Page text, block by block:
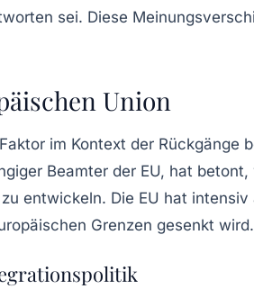
sei. Diese
Union
im Kontext der
Beamter der EU, hat
entwickeln. Die EU hat
Grenzen gesenkt wird.